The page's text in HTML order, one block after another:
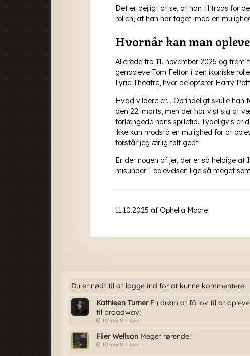
Du er nødt til at logge ind for at kunne kommentere.
Kathleen TurnerEn drøm at få lov til at
til broadway!
10 months ago
Flier Wellson Meget rørende!
10 months ago